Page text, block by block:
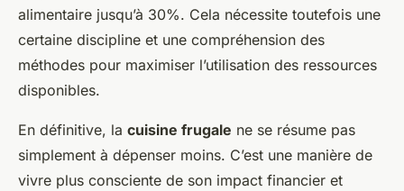
alimentaire jusqu’à 30%. Cela nécessite toutefois une
certaine discipline et une compréhension des
méthodes pour maximiser l’utilisation des ressources
disponibles.
En définitive, la cuisine frugale ne se résume pas
simplement à dépenser moins. C’est une manière de
vivre plus consciente de son impact financier et